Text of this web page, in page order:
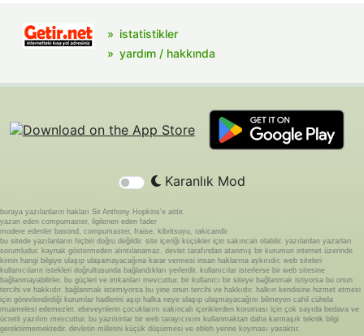
istatistikler
yardım / hakkında
Karanlık Mod
buraya yazılanların hakları Sir Anthony Hopkins'e aittir.
yazan eden compumaster, ilgilenen eden fader
modere edenler basond, compumaster, fraise, kibritsuyu, rakicandir
bu sitede yazılanların hiçbiri doğru değildir. site içeriği küçükler için sakıncalı olabilir. yazılardan yazarları
sorumludur. kaynak göstermeden alıntılanamaz. devlet tarafından atanmış bir kurumun internet üzerinde
kimin hangi bilgiye ulaşıp ulaşamayacağına karar vermesi insan haklarına aykırıdır. web siteleri
kullanıcıların istekleri doğrultusunda bağlandıkları yerlerdir. kullanıcılar isterlerse bir web sitesine
bağlanmayabilirler. bu güçleri ve imkanları mevcuttur. bir kullanıcı bir siteye bağlanmak istiyorsa bu onun
tercihi ve hakkıdır. bağlanmak istemiyorsa bu yine onun tercihi ve hakkıdır. halkın kendisine hizmet etmesi
için görevlendirdiği kurumlar hadlerini aşıp halka neye ulaşıp ulaşmayacağını bilmeyen cahil cühela
muamelesi edemezler. ebeveynlerin çocuklarını sakıncalı içeriklerden koruması için çok sayıda bedava ve
ücretli yazılım mevcuttur. bu yazılımlar bir web tarayıcısını kullanmaktan daha karmaşık teknik bilgi
gerektirmemektedir. devletin milletini küçük düşürmesi ve ebleh yerine koyması yasaktır.